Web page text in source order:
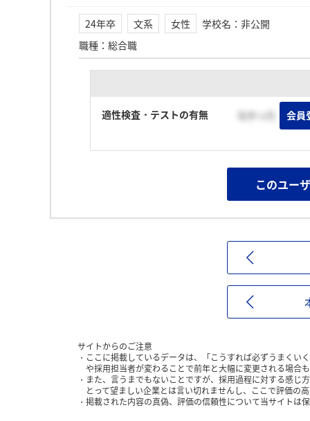
24年卒 文系 女性 学校名 ： 非公開
職種 ： 総合職
適性検査・テストの有無 なかった 会員
このユー
サイトからのご注意
ここに掲載しているデータは、「こうすれば必ずうまくい
や採用担当者が変わることで前年と大幅に変更される場合
また、言うまでもないことですが、採用過程に対する感じ
とって望ましい企業とは言い切れませんし、ここで評価の
掲載された内容の真偽、評価の信頼性について当サイトは